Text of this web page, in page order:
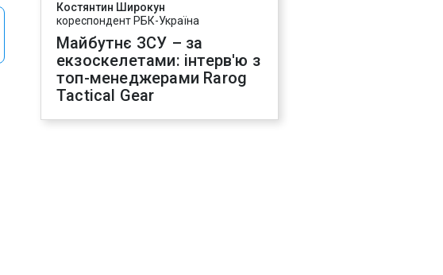
Костянтин Широкун
кореспондент РБК-Україна
Майбутнє ЗСУ – за
екзоскелетами: інтерв'ю з
топ-менеджерами Rarog
Tactical Gear